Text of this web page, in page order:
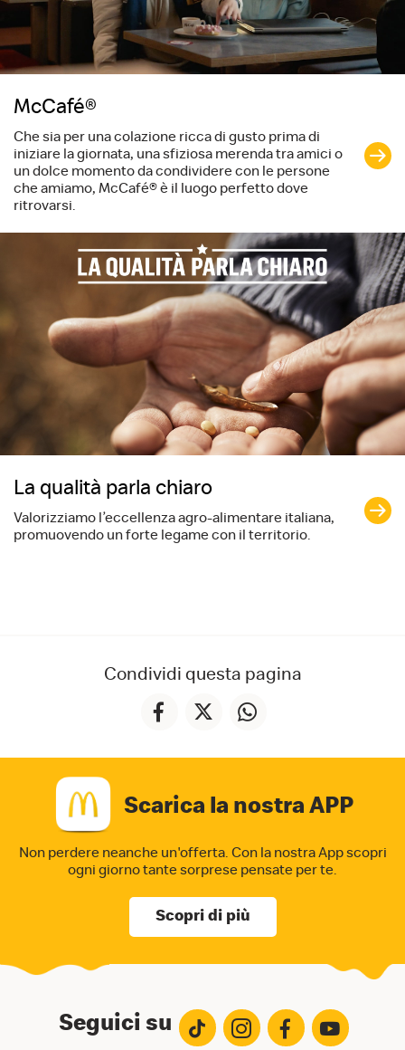
McCafé®
Che sia per una colazione ricca di gusto prima di
iniziare la giornata, una sfiziosa merenda tra amici o
un dolce momento da condividere con le persone
che amiamo, McCafé® è il luogo perfetto dove
ritrovarsi.
La qualità parla chiaro
Valorizziamo l’eccellenza agro-alimentare italiana,
promuovendo un forte legame con il territorio.
Condividi questa pagina
Scarica la nostra APP
Non perdere neanche un'offerta. Con la nostra App scopri
ogni giorno tante sorprese pensate per te.
Scopri di più
Seguici su